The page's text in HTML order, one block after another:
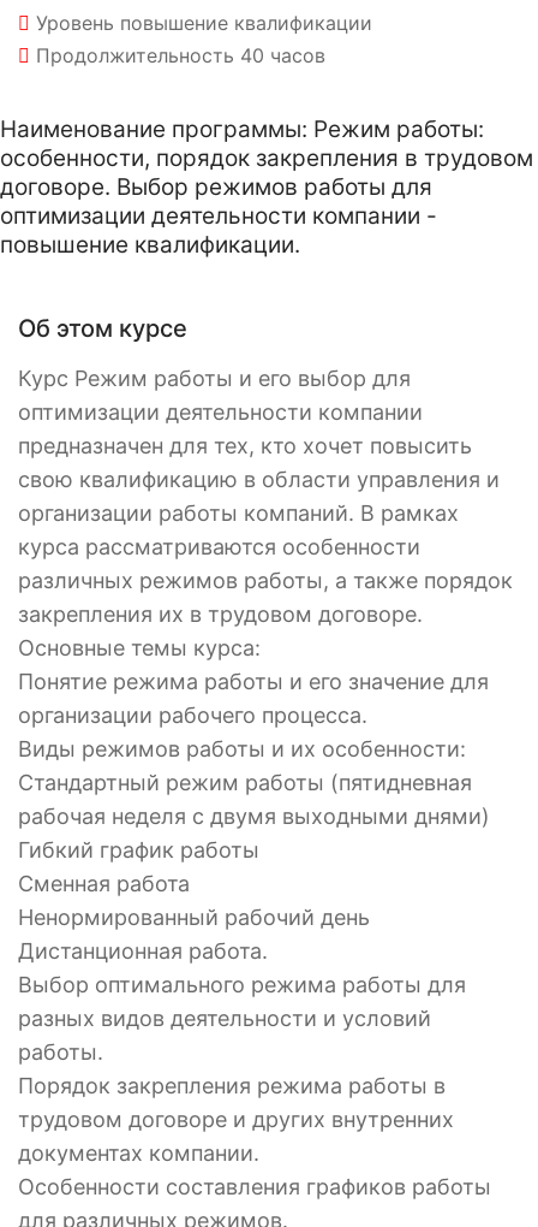
Уровень повышение квалификации
Продолжительность 40 часов
Наименование программы: Режим работы:
особенности, порядок закрепления в трудовом
договоре. Выбор режимов работы для
оптимизации деятельности компании -
повышение квалификации.
Об этом курсе
Курс Режим работы и его выбор для
оптимизации деятельности компании
предназначен для тех, кто хочет повысить
свою квалификацию в области управления и
организации работы компаний. В рамках
курса рассматриваются особенности
различных режимов работы, а также порядок
закрепления их в трудовом договоре.
Основные темы курса:
Понятие режима работы и его значение для
организации рабочего процесса.
Виды режимов работы и их особенности:
Стандартный режим работы (пятидневная
рабочая неделя с двумя выходными днями)
Гибкий график работы
Сменная работа
Ненормированный рабочий день
Дистанционная работа.
Выбор оптимального режима работы для
разных видов деятельности и условий
работы.
Порядок закрепления режима работы в
трудовом договоре и других внутренних
документах компании.
Особенности составления графиков работы
для различных режимов.